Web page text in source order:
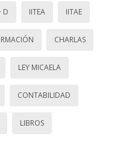
D IITEA IITAE
CHARLAS
LEY MICAELA
CONTABILIDAD
LIBROS